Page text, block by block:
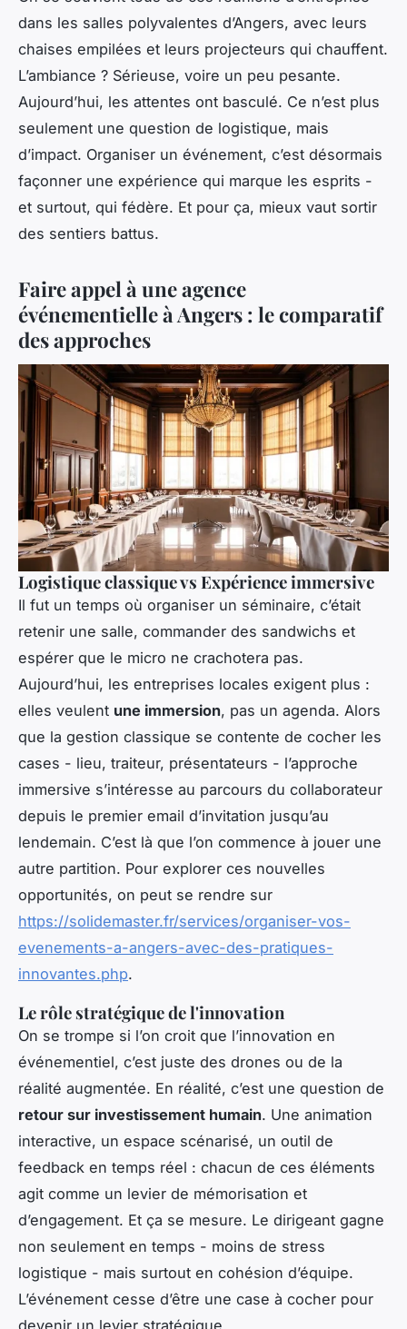
dans les salles polyvalentes d’Angers, avec leurs
chaises empilées et leurs projecteurs qui chauffent.
L’ambiance ? Sérieuse, voire un peu pesante.
Aujourd’hui, les attentes ont basculé. Ce n’est plus
seulement une question de logistique, mais
d’impact. Organiser un événement, c’est désormais
façonner une expérience qui marque les esprits -
et surtout, qui fédère. Et pour ça, mieux vaut sortir
des sentiers battus.
Faire appel à une agence
événementielle à Angers : le comparatif
des approches
Logistique classique vs Expérience immersive
Il fut un temps où organiser un séminaire, c’était
retenir une salle, commander des sandwichs et
espérer que le micro ne crachotera pas.
Aujourd’hui, les entreprises locales exigent plus :
elles veulent une immersion, pas un agenda. Alors
que la gestion classique se contente de cocher les
cases - lieu, traiteur, présentateurs - l’approche
immersive s’intéresse au parcours du collaborateur
depuis le premier email d’invitation jusqu’au
lendemain. C’est là que l’on commence à jouer une
autre partition. Pour explorer ces nouvelles
opportunités, on peut se rendre sur
https://solidemaster.fr/services/organiser-vos-
evenements-a-angers-avec-des-pratiques-
innovantes.php.
Le rôle stratégique de l'innovation
On se trompe si l’on croit que l’innovation en
événementiel, c’est juste des drones ou de la
réalité augmentée. En réalité, c’est une question de
retour sur investissement humain. Une animation
interactive, un espace scénarisé, un outil de
feedback en temps réel : chacun de ces éléments
agit comme un levier de mémorisation et
d’engagement. Et ça se mesure. Le dirigeant gagne
non seulement en temps - moins de stress
logistique - mais surtout en cohésion d’équipe.
L’événement cesse d’être une case à cocher pour